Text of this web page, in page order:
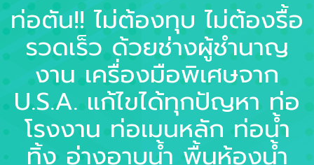
ท่อตัน!! ไม่ต้องทุบ ไม่ต้องรื้อ
รวดเร็ว ด้วยช่างผู้ชำนาญ
งาน เครื่องมือพิเศษจาก
U.S.A. แก้ไขได้ทุกปัญหา ท่อ
โรงงาน ท่อเมนหลัก ท่อน้ำ
ทิ้ง อ่างอาบน้ำ พื้นห้องน้ำ